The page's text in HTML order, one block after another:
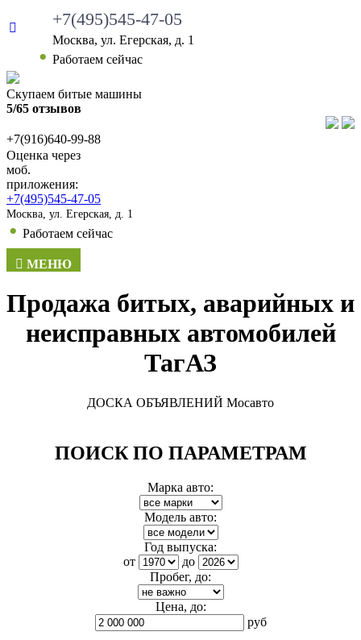
+7(495)545-47-05
Москва, ул. Егерская, д. 1
• Работаем сейчас
Скупаем битые машины
5/65 отзывов
+7(916)640-99-88
Оценка через
моб.
приложения:
+7(495)545-47-05
Москва, ул. Егерская, д. 1
• Работаем сейчас
МЕНЮ
Продажа битых, аварийных и
неисправных автомобилей
ТагАЗ
ДОСКА ОБЪЯВЛЕНИЙ Мосавто
ПОИСК ПО ПАРАМЕТРАМ
Марка авто:
Модель авто:
Год выпуска:
от
до
Пробег, до:
Цена, до:
руб